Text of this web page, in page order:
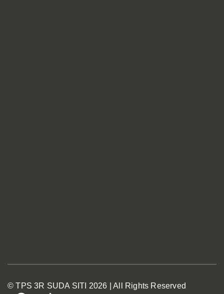
©TPS 3R SUDA SITI 2026 | All Rights Reserved